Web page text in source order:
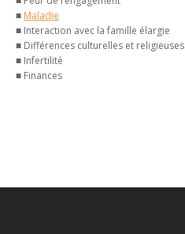
■ Maladie
■ Interaction avec la famille élargie
■ Différences culturelles et religieuses
■ Infertilité
■ Finances